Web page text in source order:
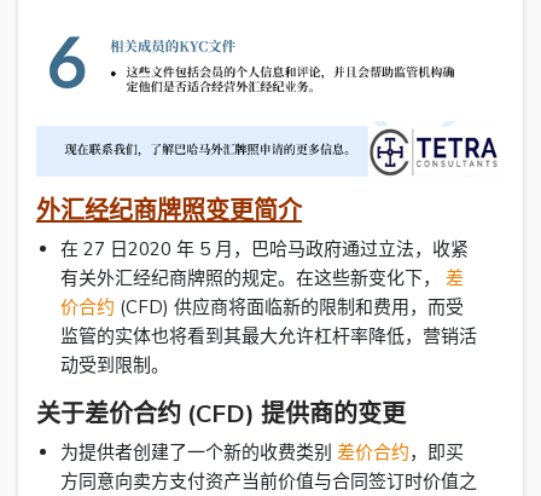
外汇经纪商牌照变更简介
在 27 日2020 年 5 月，巴哈马政府通过立法，收紧
有关外汇经纪商牌照的规定。在这些新变化下， 差
价合约 (CFD) 供应商将面临新的限制和费用，而受
监管的实体也将看到其最大允许杠杆率降低，营销活
动受到限制。
关于差价合约 (CFD) 提供商的变更
为提供者创建了一个新的收费类别 差价合约，即买
方同意向卖方支付资产当前价值与合同签订时价值之